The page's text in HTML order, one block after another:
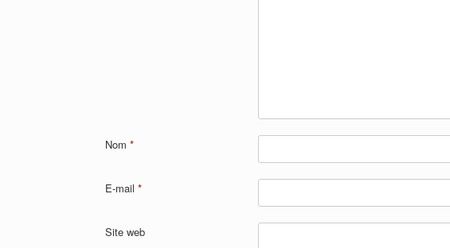
Nom *
E-mail *
Site web